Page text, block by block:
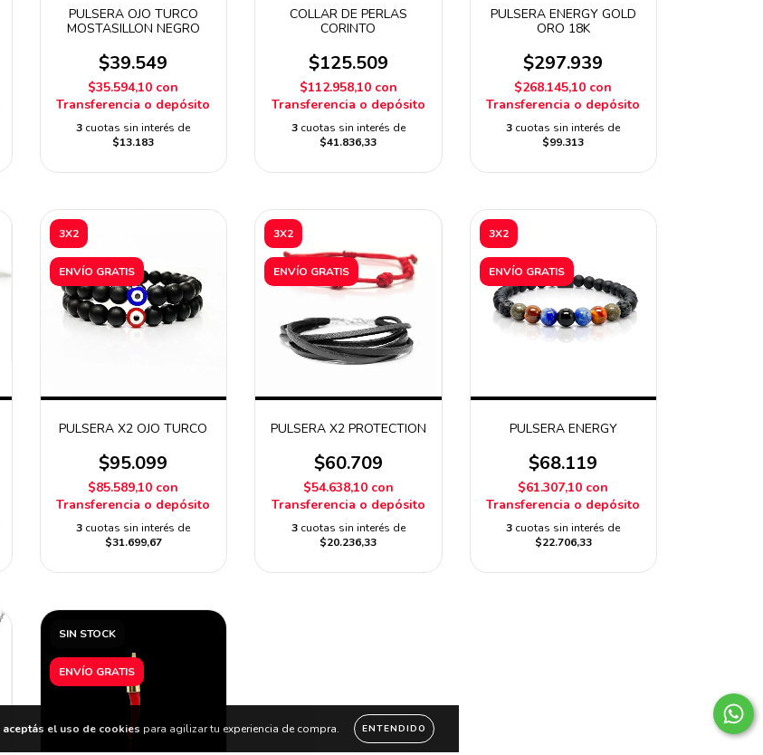
aceptás el uso de cookies para agilizar tu experiencia de compra. ENTENDIDO
PULSERA OJO TURCO
MOSTASILLON NEGRO
$39.549
$35.594,10 con
Transferencia o depósito
3 cuotas sin interés de
$13.183
COLLAR DE PERLAS
CORINTO
$125.509
$112.958,10 con
Transferencia o depósito
3 cuotas sin interés de
$41.836,33
PULSERA ENERGY GOLD
ORO 18K
$297.939
$268.145,10 con
Transferencia o depósito
3 cuotas sin interés de
$99.313
3X2
ENVÍO GRATIS
PULSERA X2 OJO TURCO
$95.099
$85.589,10 con
Transferencia o depósito
3 cuotas sin interés de
$31.699,67
3X2
ENVÍO GRATIS
PULSERA X2 PROTECTION
$60.709
$54.638,10 con
Transferencia o depósito
3 cuotas sin interés de
$20.236,33
3X2
ENVÍO GRATIS
PULSERA ENERGY
$68.119
$61.307,10 con
Transferencia o depósito
3 cuotas sin interés de
$22.706,33
SIN STOCK
ENVÍO GRATIS